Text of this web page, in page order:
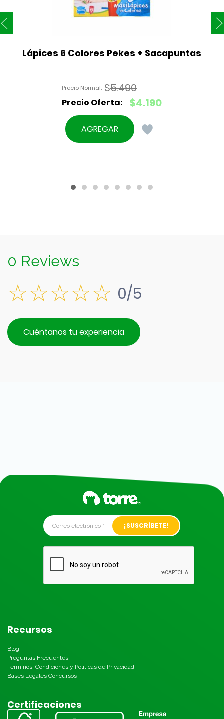
Lápices 6 Colores Pekes + Sacapuntas
$5.490
El
precio
original
$4.190
El
precio
actual
AGREGAR
0 Reviews
0/5
Cuéntanos tu experiencia
Alternative:
Recursos
Blog
Preguntas Frecuentes
Términos, Condiciones y Políticas de Privacidad
Bases Legales Concursos
Certificaciones